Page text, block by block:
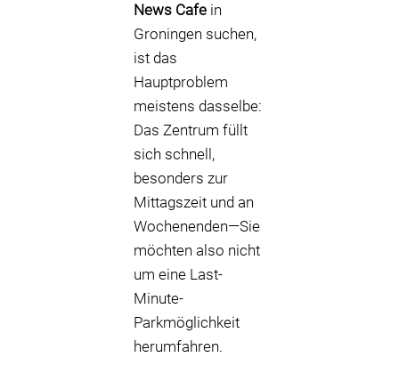
News Cafe in
Groningen suchen,
ist das
Hauptproblem
meistens dasselbe:
Das Zentrum füllt
sich schnell,
besonders zur
Mittagszeit und an
Wochenenden—Sie
möchten also nicht
um eine Last-
Minute-
Parkmöglichkeit
herumfahren.